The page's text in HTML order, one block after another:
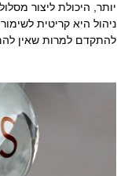
יותר, היכולת ליצור
ניהול היא קריטית
להתקדם למרות שאין להם